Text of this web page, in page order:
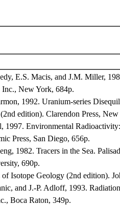
E.S. Macis, and J.M. Miller,
New York, 684p.
1992. Uranium-series
edition). Clarendon Press,
1997. Environmental
Press, San Diego, 656p.
1982. Tracers in the Sea.
690p.
of Isotope Geology (2nd edition).
and J.-P. Adloff, 1993.
Boca Raton, 349p.